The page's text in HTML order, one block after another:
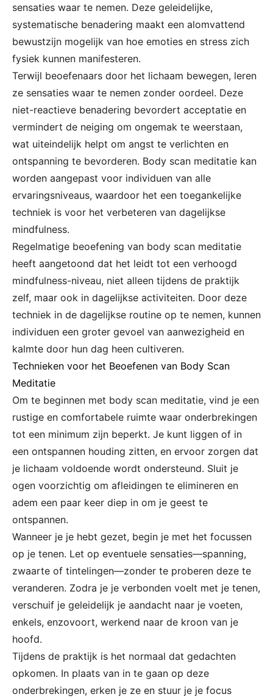
sensaties waar te nemen. Deze geleidelijke,
systematische benadering maakt een alomvattend
bewustzijn mogelijk van hoe emoties en stress zich
fysiek kunnen manifesteren.
Terwijl beoefenaars door het lichaam bewegen, leren
ze sensaties waar te nemen zonder oordeel. Deze
niet-reactieve benadering bevordert acceptatie en
vermindert de neiging om ongemak te weerstaan,
wat uiteindelijk helpt om angst te verlichten en
ontspanning te bevorderen. Body scan meditatie kan
worden aangepast voor individuen van alle
ervaringsniveaus, waardoor het een toegankelijke
techniek is voor het verbeteren van dagelijkse
mindfulness.
Regelmatige beoefening van body scan meditatie
heeft aangetoond dat het leidt tot een verhoogd
mindfulness-niveau, niet alleen tijdens de praktijk
zelf, maar ook in dagelijkse activiteiten. Door deze
techniek in de dagelijkse routine op te nemen, kunnen
individuen een groter gevoel van aanwezigheid en
kalmte door hun dag heen cultiveren.
Technieken voor het Beoefenen van Body Scan
Meditatie
Om te beginnen met body scan meditatie, vind je een
rustige en comfortabele ruimte waar onderbrekingen
tot een minimum zijn beperkt. Je kunt liggen of in
een ontspannen houding zitten, en ervoor zorgen dat
je lichaam voldoende wordt ondersteund. Sluit je
ogen voorzichtig om afleidingen te elimineren en
adem een paar keer diep in om je geest te
ontspannen.
Wanneer je je hebt gezet, begin je met het focussen
op je tenen. Let op eventuele sensaties—spanning,
zwaarte of tintelingen—zonder te proberen deze te
veranderen. Zodra je je verbonden voelt met je tenen,
verschuif je geleidelijk je aandacht naar je voeten,
enkels, enzovoort, werkend naar de kroon van je
hoofd.
Tijdens de praktijk is het normaal dat gedachten
opkomen. In plaats van in te gaan op deze
onderbrekingen, erken je ze en stuur je je focus